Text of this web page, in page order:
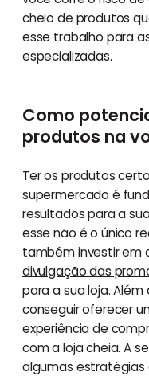
cheio de produtos
esse trabalho para
especializadas.
Como
produtos na
Ter os produtos
supermercado é
resultados para a
esse não é o único
também investir em
divulgação das
para a sua loja.
conseguir oferecer
experiência de
com a loja cheia. A
algumas